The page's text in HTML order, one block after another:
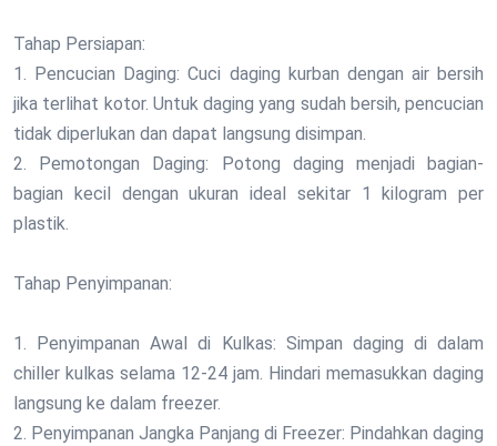
Tahap Persiapan:
1. Pencucian Daging: Cuci daging kurban dengan air bersih
jika terlihat kotor. Untuk daging yang sudah bersih, pencucian
tidak diperlukan dan dapat langsung disimpan.
2. Pemotongan Daging: Potong daging menjadi bagian-
bagian kecil dengan ukuran ideal sekitar 1 kilogram per
plastik.
Tahap Penyimpanan:
1. Penyimpanan Awal di Kulkas: Simpan daging di dalam
chiller kulkas selama 12-24 jam. Hindari memasukkan daging
langsung ke dalam freezer.
2. Penyimpanan Jangka Panjang di Freezer: Pindahkan daging